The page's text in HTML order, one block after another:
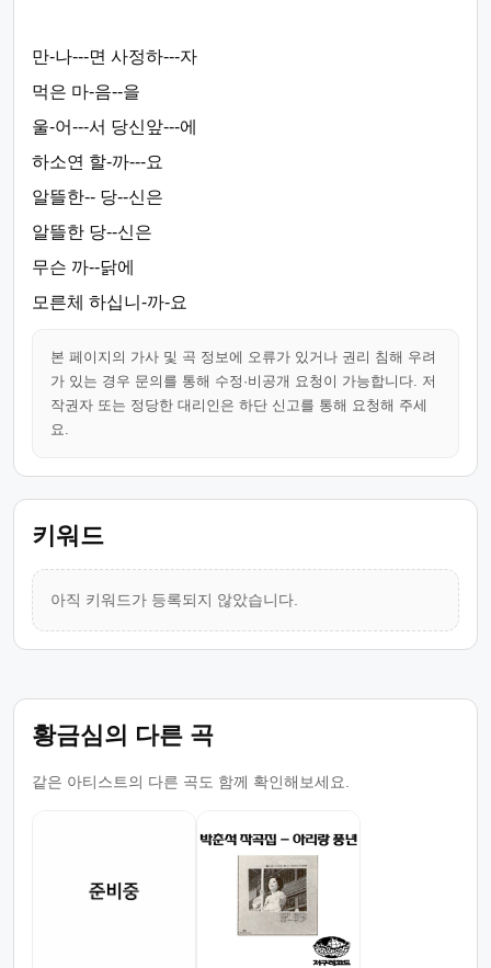
만-나---면 사정하---자
먹은 마-음--을
울-어---서 당신앞---에
하소연 할-까---요
알뜰한-- 당--신은
알뜰한 당--신은
무슨 까--닭에
모른체 하십니-까-요
본 페이지의 가사 및 곡 정보에 오류가 있거나 권리 침해 우려
가 있는 경우 문의를 통해 수정·비공개 요청이 가능합니다. 저
작권자 또는 정당한 대리인은 하단 신고를 통해 요청해 주세
요.
키워드
아직 키워드가 등록되지 않았습니다.
황금심의 다른 곡
같은 아티스트의 다른 곡도 함께 확인해보세요.